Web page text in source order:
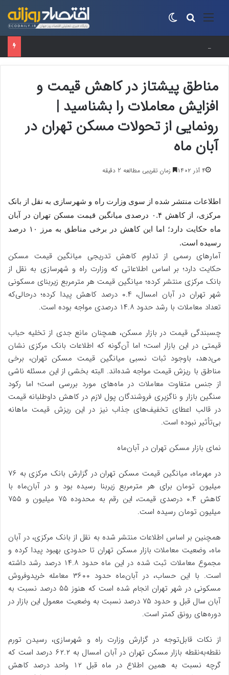
منو جستجو برای
مناطق پیشتاز در کاهش قیمت و
افزایش معاملات را بشناسید |
رونمایی از تحولات مسکن تهران در
آبان ماه
۴ آذر ۱۴۰۲ زمان تقریبی مطالعه 2 دقیقه
اطلاعات منتشر شده از سوی وزارت راه و شهرسازی به نقل از بانک
مرکزی، از کاهش ۰.۴ درصدی میانگین قیمت مسکن تهران در آبان
ماه حکایت دارد؛ اما این کاهش در برخی مناطق به مرز ۱۰ درصد
رسیده است.
آمارهای رسمی از تداوم کاهش تدریجی میانگین قیمت مسکن
حکایت دارد؛ بر اساس اطلاعاتی که وزارت راه و شهرسازی به نقل از
بانک مرکزی منتشر کرده؛ میانگین قیمت هر مترمربع زیربنای مسکونی
شهر تهران در آبان امسال، ۰.۴ درصد کاهش پیدا کرده؛ درحالی‌که
تعداد معاملات با رشد حدود ۱۴.۸ درصدی مواجه بوده است.
چسبندگی قیمت در بازار مسکن، همچنان مانع جدی از تخلیه حباب
قیمتی در این بازار است؛ اما آن‌گونه که اطلاعات بانک مرکزی نشان
می‌دهد، باوجود ثبات نسبی میانگین قیمت مسکن تهران، برخی
مناطق با ریزش قیمت مواجه شده‌اند. البته بخشی از این مسئله ناشی
از جنس متفاوت معاملات در ماه‌های مورد بررسی است؛ اما رکود
سنگین بازار و ناگزیری فروشندگان پول لازم در کاهش داوطلبانه قیمت
در قالب اعطای تخفیف‌های جذاب نیز در این ریزش قیمت ماهانه
بی‌تأثیر نبوده است.
نمای بازار مسکن تهران در آبان‌ماه
در مهرماه، میانگین قیمت مسکن تهران در گزارش بانک مرکزی به ۷۶
میلیون تومان برای هر مترمربع زیربنا رسیده بود و در آبان‌ماه با
کاهش ۰.۴ درصدی قیمت، این رقم به محدوده ۷۵ میلیون و ۷۵۵
میلیون تومان رسیده است.
همچنین بر اساس اطلاعات منتشر شده به نقل از بانک مرکزی، در آبان
ماه، وضعیت معاملات بازار مسکن تهران تا حدودی بهبود پیدا کرده و
مجموع معاملات ثبت شده در این ماه حدود ۱۴.۸ درصد رشد داشته
است. با این حساب، در آبان‌ماه حدود ۳۶۰۰ معامله خریدوفروش
مسکونی در شهر تهران انجام شده است که هنوز ۵۵ درصد نسبت به
آبان سال قبل و حدود ۷۵ درصد نسبت به وضعیت معمول این بازار در
دوره‌های رونق کمتر است.
از نکات قابل‌توجه در گزارش وزارت راه و شهرسازی، رسیدن تورم
نقطه‌به‌نقطه بازار مسکن تهران در آبان امسال به ۶۲.۲ درصد است که
گرچه نسبت به همین اطلاع در ماه قبل ۱۲ واحد درصد کاهش